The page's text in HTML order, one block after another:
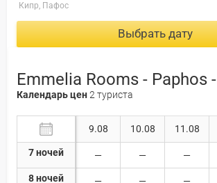
Кипр, Пафос
Выбрать дату
Emmelia Rooms - Paphos -
Календарь цен2 туриста
7 ночей
8 ночей
9.08 10.08 11.08